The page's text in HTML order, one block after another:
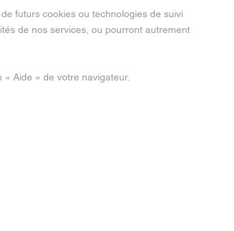
futurs cookies ou technologies de suivi
de nos services, ou pourront autrement
Aide » de votre navigateur.